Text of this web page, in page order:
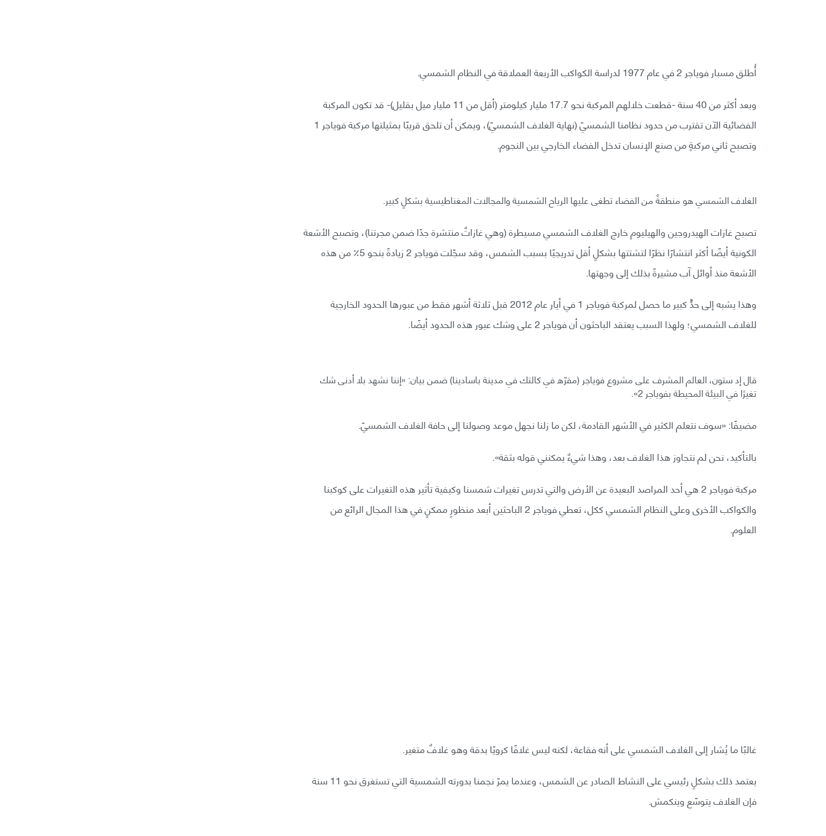
أُطلق مسبار فوياجر 2 في عام 1977 لدراسة الكواكب الأربعة العملاقة في النظام الشمسي.
وبعد أكثر من 40 سنة -قطعت خلالهم المركبة نحو 17.7 مليار كيلومتر (أقل من 11 مليار ميل بقليل)- قد تكون المركبة
الفضائية الآن تقترب من حدود نظامنا الشمسيّ (نهاية الغلاف الشمسيّ)، ويمكن أن تلحق قريبًا بمثيلتها مركبة فوياجر 1
وتصبح ثاني مركبةٍ من صنع الإنسان تدخل الفضاء الخارجي بين النجوم.
الغلاف الشمسي هو منطقةٌ من الفضاء تطغى عليها الرياح الشمسية والمجالات المغناطيسية بشكلٍ كبير.
تصبح غازات الهيدروجين والهيليوم خارج الغلاف الشمسي مسيطرة (وهي غازاتٌ منتشرة جدًا ضمن مجرتنا)، وتصبح الأشعة
الكونية أيضًا أكثر انتشارًا نظرًا لتشتتها بشكلٍ أقل تدريجيًا بسبب الشمس، وقد سجّلت فوياجر 2 زيادةً بنحو 5٪ من هذه
الأشعة منذ أوائل آب مشيرةً بذلك إلى وجهتها.
وهذا يشبه إلى حدٍّ كبير ما حصل لمركبة فوياجر 1 في أيار عام 2012 قبل ثلاثة أشهر فقط من عبورها الحدود الخارجية
للغلاف الشمسي؛ ولهذا السبب يعتقد الباحثون أن فوياجر 2 على وشك عبور هذه الحدود أيضًا.
قال إد ستون، العالم المشرف على مشروع فوياجر (مقرّه في كالتك في مدينة باسادينا) ضمن بيان: «إننا نشهد بلا أدنى شك
تغيرًا في البيئة المحيطة بفوياجر 2».
مضيفًا: «سوف نتعلم الكثير في الأشهر القادمة، لكن ما زلنا نجهل موعد وصولنا إلى حافة الغلاف الشمسيّ.
بالتأكيد، نحن لم نتجاوز هذا الغلاف بعد، وهذا شيءٌ يمكنني قوله بثقة».
مركبة فوياجر 2 هي أحد المراصد البعيدة عن الأرض والتي تدرس تغيرات شمسنا وكيفية تأثير هذه التغيرات على كوكبنا
والكواكب الأخرى وعلى النظام الشمسي ككل، تعطي فوياجر 2 الباحثين أبعد منظورٍ ممكنٍ في هذا المجال الرائع من
العلوم.
غالبًا ما يُشار إلى الغلاف الشمسي على أنه فقاعة، لكنه ليس غلافًا كرويًا بدقة وهو غلافٌ متغير.
يعتمد ذلك بشكلٍ رئيسي على النشاط الصادر عن الشمس، وعندما يمرّ نجمنا بدورته الشمسية التي تستغرق نحو 11 سنة
فإن الغلاف يتوسّع وينكمش.